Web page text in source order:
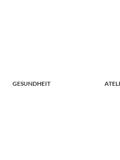
GESUNDHEIT